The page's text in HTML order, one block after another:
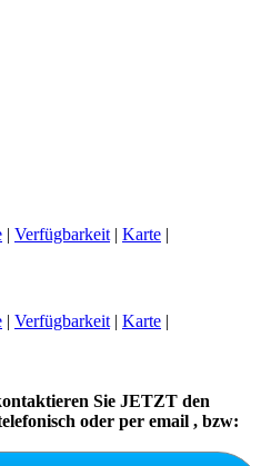
| Verfügbarkeit | Karte |
| Verfügbarkeit | Karte |
Sie JETZT den
oder per email , bzw: